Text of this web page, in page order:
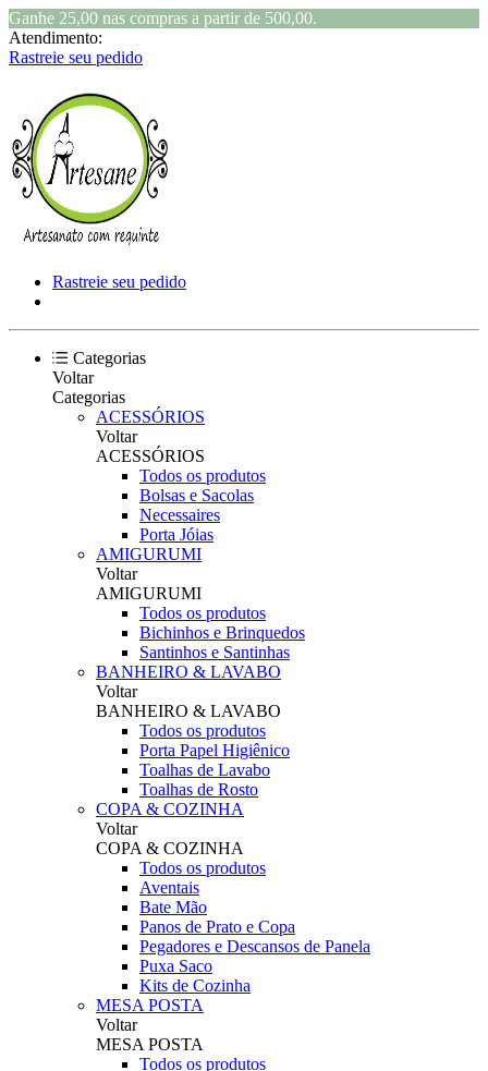
Ganhe 25,00 nas compras a partir de 500,00.
Atendimento:
Rastreie seu pedido
Rastreie seu pedido
Categorias
Voltar
Categorias
ACESSÓRIOS
Voltar
ACESSÓRIOS
Todos os produtos
Bolsas e Sacolas
Necessaires
Porta Jóias
AMIGURUMI
Voltar
AMIGURUMI
Todos os produtos
Bichinhos e Brinquedos
Santinhos e Santinhas
BANHEIRO & LAVABO
Voltar
BANHEIRO & LAVABO
Todos os produtos
Porta Papel Higiênico
Toalhas de Lavabo
Toalhas de Rosto
COPA & COZINHA
Voltar
COPA & COZINHA
Todos os produtos
Aventais
Bate Mão
Panos de Prato e Copa
Pegadores e Descansos de Panela
Puxa Saco
Kits de Cozinha
MESA POSTA
Voltar
MESA POSTA
Todos os produtos